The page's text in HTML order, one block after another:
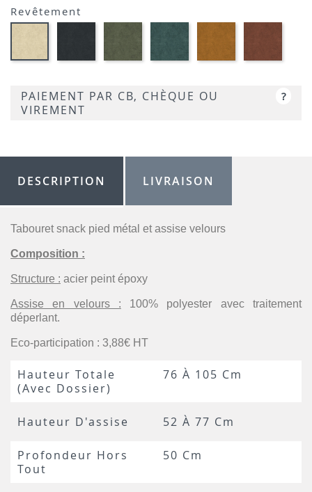
Revêtement
PAIEMENT PAR CB, CHÈQUE OU
VIREMENT
?
DESCRIPTION LIVRAISON
Tabouret snack pied métal et assise velours
Composition :
Structure : acier peint époxy
Assise en velours : 100% polyester avec traitement
déperlant.
Eco-participation : 3,88€ HT
Hauteur Totale
(avec Dossier)
76 À 105 Cm
Hauteur D'assise 52 À 77 Cm
Profondeur Hors
Tout
50 Cm